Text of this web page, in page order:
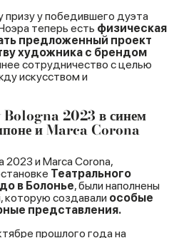
у победившего дуэта
теперь есть физическая
предложенный проект
художника с брендом
сотрудничество с целью
искусством и
2023 в синем
и Marca Corona
и Marca Corona,
Театрального
в Болонье, были наполнены
которую создавали особые
представления.
прошлого года на